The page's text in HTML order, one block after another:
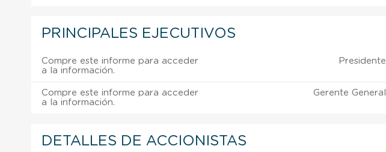
PRINCIPALES EJECUTIVOS
Compre este informe para acceder
a la información.
Presidente
Compre este informe para acceder
a la información.
Gerente General
DETALLES DE ACCIONISTAS